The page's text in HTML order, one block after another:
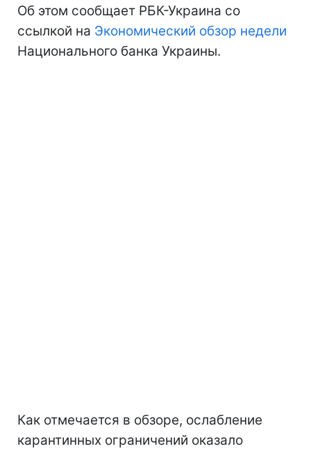
Об этом сообщает РБК-Украина со
ссылкой на Экономический обзор недели
Национального банка Украины.
Как отмечается в обзоре, ослабление
карантинных ограничений оказало